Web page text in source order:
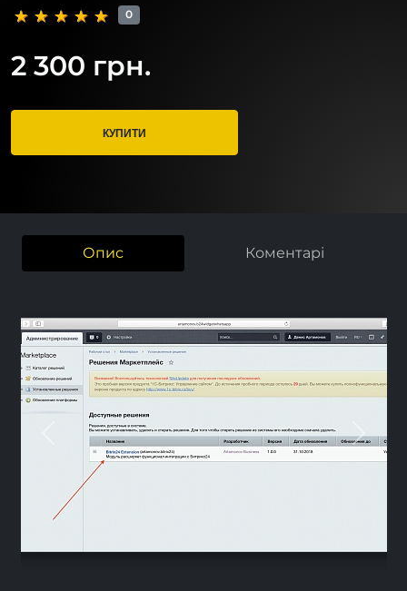
0
2 300 грн.
КУПИТИ
Опис Коментарі
Previous